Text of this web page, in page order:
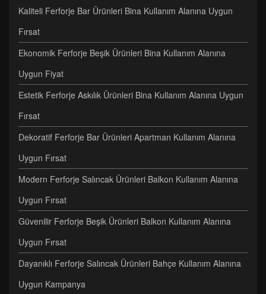
Kaliteli Ferforje Bar Ürünleri Bina Kullanım Alanına Uygun
Fırsat
Ekonomik Ferforje Beşik Ürünleri Bina Kullanım Alanına
Uygun Fiyat
Estetik Ferforje Askılık Ürünleri Bina Kullanım Alanına Uygun
Fırsat
Dekoratif Ferforje Bar Ürünleri Apartman Kullanım Alanına
Uygun Fırsat
Modern Ferforje Salıncak Ürünleri Balkon Kullanım Alanına
Uygun Fırsat
Güvenilir Ferforje Beşik Ürünleri Balkon Kullanım Alanına
Uygun Fırsat
Dayanıklı Ferforje Salıncak Ürünleri Bahçe Kullanım Alanına
Uygun Kampanya